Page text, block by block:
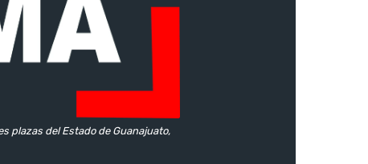
plazas del Estado de Guanajuato,